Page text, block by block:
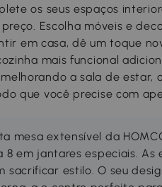
os seus espaços
Escolha móveis e
em casa, dê um toque
mais funcional
a sala de estar,
que você precise com
mesa extensível da
em jantares especiais. As
sacrificar estilo. O seu